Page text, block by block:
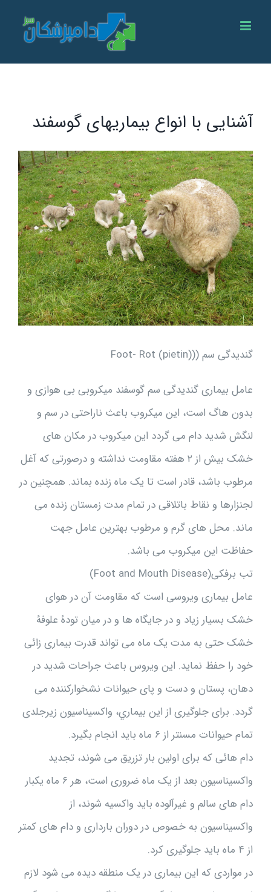
آشنایی با انواع بيماريهاى گوسفند
View
Larger
Image
گنديدگى سم ((Foot- Rot (pietin)
عامل بيمارى گنديدگى سم گوسفند ميکروبى بى هوازى و
بدون هاگ است، اين ميکروب باعث ناراحتى در سم و
لنگش شديد دام مى گردد اين ميکروب در مکان هاى
خشک بيش از ۲ هفته مقاومت نداشته و درصورتى که آغل
مرطوب باشد، قادر است تا يک ماه زنده بماند. همچنين در
لجنزارها و نقاط باتلاقى در تمام مدت زمستان زنده مى
ماند. محل هاى گرم و مرطوب بهترين عامل جهت
حفاظت اين ميکروب مى باشد.
تب برفکى(Foot and Mouth Disease)
عامل بيمارى ويروسى است که مقاومت آن در هواى
خشک بسيار زياد و در جايگاه ها و در ميان تودهٔ علوفهٔ
خشک حتى به مدت يک ماه مى تواند قدرت بيمارى زائى
خود را حفظ نمايد. اين ويروس باعث جراحات شديد در
دهان، پستان و دست و پاى حيوانات نشخوارکننده مى
گردد. براى جلوگيرى از اين بيماري، واکسيناسيون زيرجلدى
تمام حيوانات مسنتر از ۶ ماه بايد انجام بگيرد.
دام هائى که براى اولين بار تزريق مى شوند، تجديد
واکسيناسيون بعد از يک ماه ضرورى است، هر ۶ ماه يکبار
دام هاى سالم و غيرآلوده بايد واکسيه شوند، از
واکسيناسيون به خصوص در دوران باردارى و دام هاى کمتر
از ۴ ماه بايد جلوگيرى کرد.
در مواردى که اين بيمارى در يک منطقه ديده مى شود لازم